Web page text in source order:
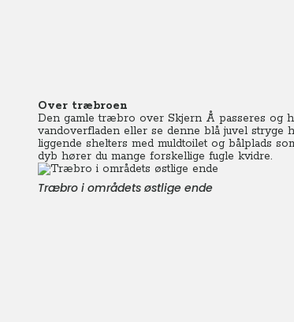
Over træbroen
Den gamle træbro over Skjern Å passeres og
vandoverfladen eller se denne blå juvel stryge
liggende shelters med muldtoilet og bålplads
dyb hører du mange forskellige fugle kvidre.
Træbro i områdets østlige ende